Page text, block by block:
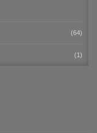
(64)
(1)